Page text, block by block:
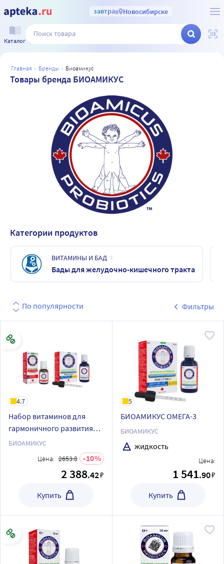
завтрав Новосибирске
Каталог
главная бренды биоамикус
Товары бренда БИОАМИКУС
Категории продуктов
ВИТАМИНЫ И БАД
Бады для желудочно-кишечного тракта
По популярности Фильтры
4.7
Набор витаминов для
гармоничного развития
малышей от канадского
Омега-3 и Д3+К2
БИОАМИКУС
Цена: 2653.8 10
2 388.42₽
Купить
5
БИОАМИКУС ОМЕГА-3
БИОАМИКУС
жидкость
Цена:
1 541.90₽
Купить